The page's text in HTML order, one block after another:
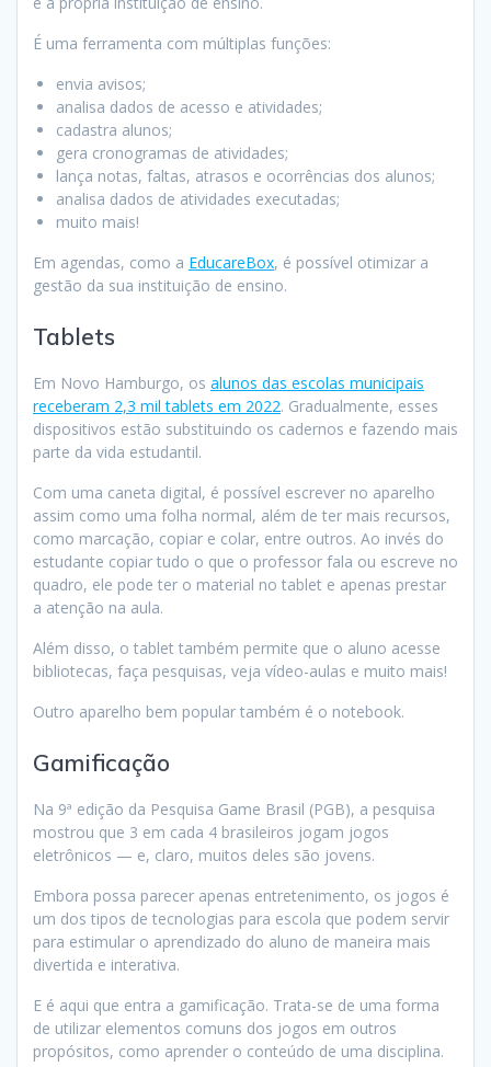
É uma ferramenta com múltiplas funções:
envia avisos;
analisa dados de acesso e atividades;
cadastra alunos;
gera cronogramas de atividades;
lança notas, faltas, atrasos e ocorrências dos alunos;
analisa dados de atividades executadas;
muito mais!
Em agendas, como a EducareBox, é possível otimizar a
gestão da sua instituição de ensino.
Tablets
Em Novo Hamburgo, os alunos das escolas municipais
receberam 2,3 mil tablets em 2022. Gradualmente, esses
dispositivos estão substituindo os cadernos e fazendo mais
parte da vida estudantil.
Com uma caneta digital, é possível escrever no aparelho
assim como uma folha normal, além de ter mais recursos,
como marcação, copiar e colar, entre outros. Ao invés do
estudante copiar tudo o que o professor fala ou escreve no
quadro, ele pode ter o material no tablet e apenas prestar
a atenção na aula.
Além disso, o tablet também permite que o aluno acesse
bibliotecas, faça pesquisas, veja vídeo-aulas e muito mais!
Outro aparelho bem popular também é o notebook.
Gamificação
Na 9ª edição da Pesquisa Game Brasil (PGB), a pesquisa
mostrou que 3 em cada 4 brasileiros jogam jogos
eletrônicos — e, claro, muitos deles são jovens.
Embora possa parecer apenas entretenimento, os jogos é
um dos tipos de tecnologias para escola que podem servir
para estimular o aprendizado do aluno de maneira mais
divertida e interativa.
E é aqui que entra a gamificação. Trata-se de uma forma
de utilizar elementos comuns dos jogos em outros
propósitos, como aprender o conteúdo de uma disciplina.